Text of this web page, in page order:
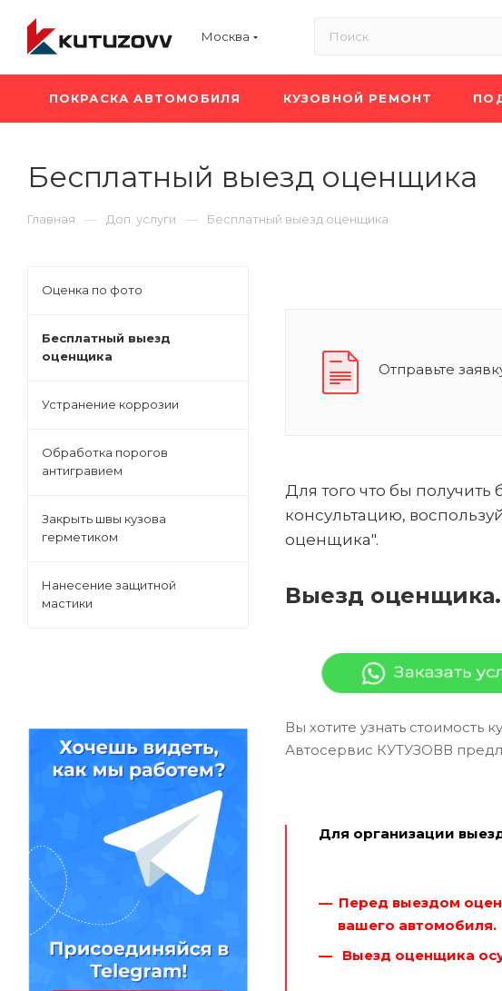
Москва
ПОКРАСКА АВТОМОБИЛЯ КУЗОВНОЙ РЕМОНТ
Бесплатный выезд оценщика
Главная — Доп. услуги — Бесплатный выезд оценщика
Отправьте
Для того что бы
консультацию,
оценщика".
Выезд
Вы хотите узнать
Автосервис КУТУЗОВВ
Для организации
Перед выездом
вашего автомобиля.
Выезд оценщика
Оценка по фото
Бесплатный выезд
оценщика
Устранение коррозии
Обработка порогов
антигравием
Закрыть швы кузова
герметиком
Нанесение защитной
мастики